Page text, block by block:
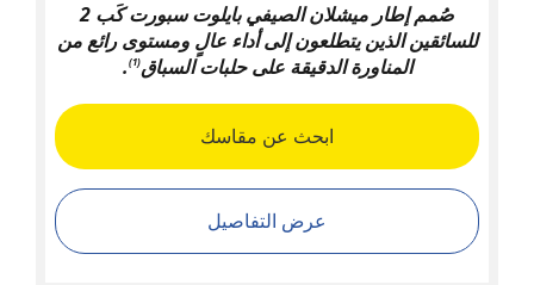
صُمم إطار ميشلان الصيفي بايلوت سبورت كَب 2
للسائقين الذين يتطلعون إلى أداء عالٍ ومستوى رائع من
المناورة الدقيقة على حلبات السباق(1)
.
ابحث عن مقاسك
عرض التفاصيل